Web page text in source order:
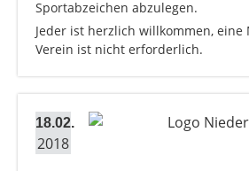
Sportabzeichen abzulegen.
Jeder ist herzlich willkommen,
Verein ist nicht erforderlich.
18.02.
2018